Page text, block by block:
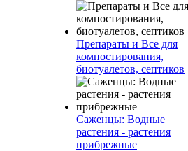
Препараты и Все для
компостирования,
биотуалетов, септиков
Саженцы: Водные
растения - растения
прибрежные